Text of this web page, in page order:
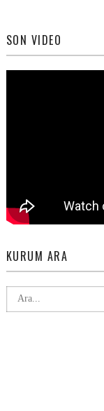
SON VIDEO
KURUM ARA